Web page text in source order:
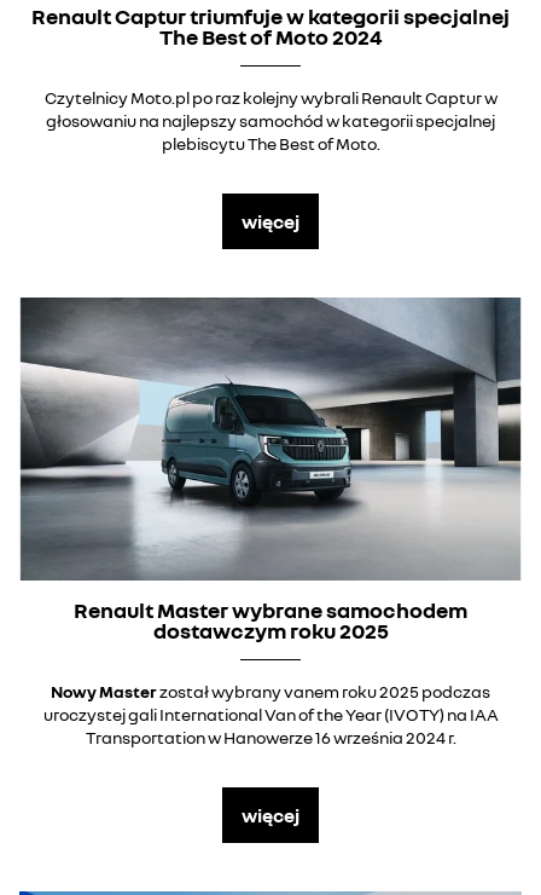
Renault Captur triumfuje w kategorii specjalnej
The Best of Moto 2024
Czytelnicy Moto.pl po raz kolejny wybrali Renault Captur w
głosowaniu na najlepszy samochód w kategorii specjalnej
plebiscytu The Best of Moto.
więcej
Renault Master wybrane samochodem
dostawczym roku 2025
Nowy Masterzostał wybrany vanem roku 2025 podczas
uroczystej gali International Van of the Year (IVOTY) na IAA
Transportation w Hanowerze 16 września 2024 r.
więcej